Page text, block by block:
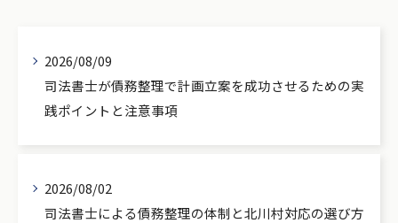
2026/08/09
司法書士が債務整理で計画立案を成功させるための実
践ポイントと注意事項
2026/08/02
司法書士による債務整理の体制と北川村対応の選び方